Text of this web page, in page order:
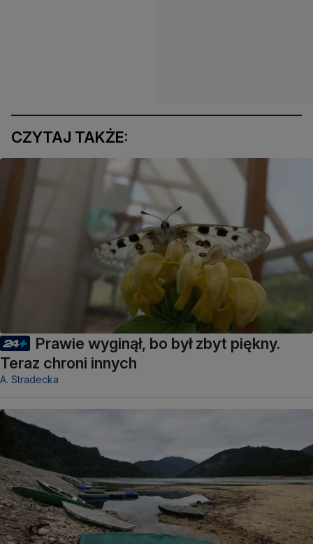
CZYTAJ TAKŻE:
Prawie wyginął, bo był zbyt piękny.
Teraz chroni innych
A. Stradecka